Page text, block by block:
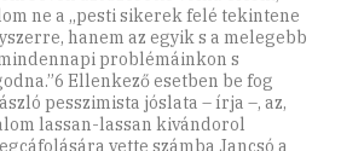
ne a ,,pesti sikerek felé tekintene
hanem az egyik s a melegebb
problémáinkon s
Ellenkező esetben be fog
pesszimista jóslata – írja –, az,
lassan-lassan kivándorol